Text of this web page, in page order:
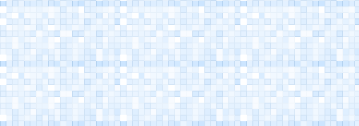
Porto Canale
Cesenatico
Museo della Marineria
Cesenatico